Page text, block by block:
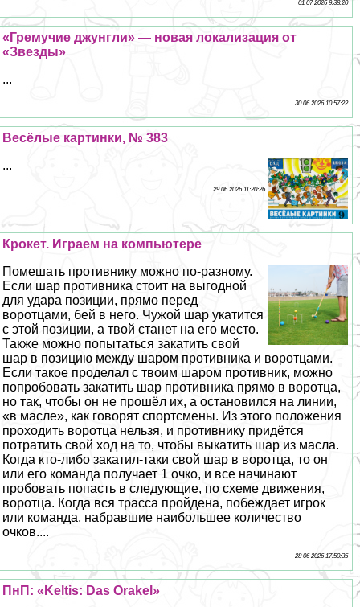
01 07 2026 9:38:20
«Гремучие джунгли» — новая локализация от
«Звезды»
...
30 06 2026 10:57:22
Весёлые картинки, № 383
...
29 06 2026 11:20:26
Крокет. Играем на компьютере
Помешать противнику можно по-разному.
Если шар противника стоит на выгодной
для удара позиции, прямо перед
воротцами, бей в него. Чужой шар укатится
с этой позиции, а твой станет на его место.
Также можно попытаться закатить свой
шар в позицию между шаром противника и воротцами.
Если такое проделал с твоим шаром противник, можно
попробовать закатить шар противника прямо в воротца,
но так, чтобы он не прошёл их, а остановился на линии,
«в масле», как говорят спортсмены. Из этого положения
проходить воротца нельзя, и противнику придётся
потратить свой ход на то, чтобы выкатить шар из масла.
Когда кто-либо закатил-таки свой шар в воротца, то он
или его комaнда получает 1 очко, и все начинают
пробовать попасть в следующие, по схеме движения,
воротца. Когда вся трасса пройдена, побеждает игрок
или комaнда, набравшие наибольшее количество
очков....
28 06 2026 17:50:35
ПнП: «Keltis: Das Orakel»